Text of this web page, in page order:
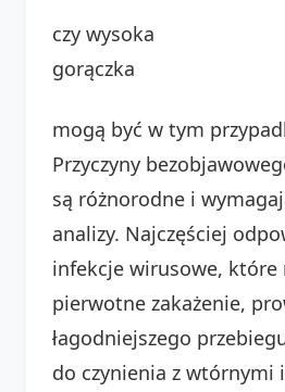
czy wysoka
gorączka
mogą być w tym
Przyczyny
są różnorodne i
analizy. Najczęściej
infekcje wirusowe, które
pierwotne zakażenie,
łagodniejszego
do czynienia z wtórnymi